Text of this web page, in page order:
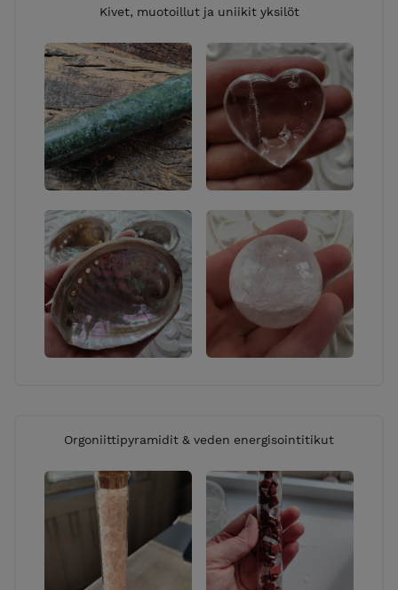
Kivet, muotoillut ja uniikit yksilöt
Orgoniittipyramidit & veden energisointitikut